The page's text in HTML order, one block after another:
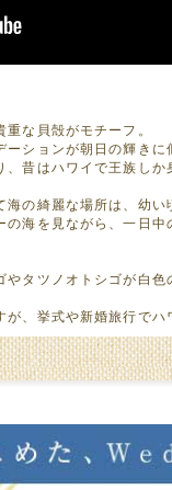
な貝殻がモチーフ。
ションが朝日の輝き
昔はハワイで王族し
の綺麗な場所は、幼い
海を見ながら、一日
タツノオトシゴが白
、挙式や新婚旅行で